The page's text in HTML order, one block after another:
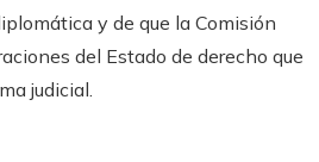
y de que la Comisión
del Estado de derecho que
judicial.